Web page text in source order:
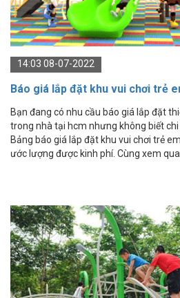
14:03 08-07-2022
Báo giá lắp đặt khu vui chơi trẻ
viên
Bạn đang có nhu cầu báo giá lắp đặt
trong nhà tại hcm nhưng không biết
Bảng báo giá lắp đặt khu vui chơi trẻ
ước lượng được kinh phí. Cùng xem